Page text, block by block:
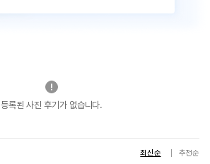
등록된 사진 후기가 없습니다.
최신순 추천순